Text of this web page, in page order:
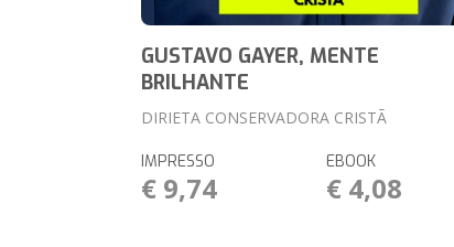
GUSTAVO GAYER, MENTE
BRILHANTE
DIRIETA CONSERVADORA CRISTÃ
IMPRESSO
€ 9,74
EBOOK
€ 4,08